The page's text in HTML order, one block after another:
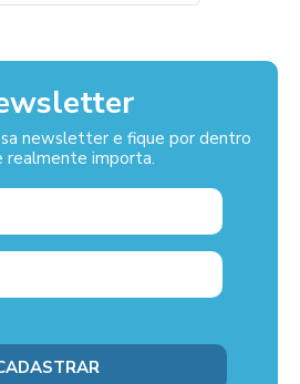
newsletter e fique por dentro
realmente importa.